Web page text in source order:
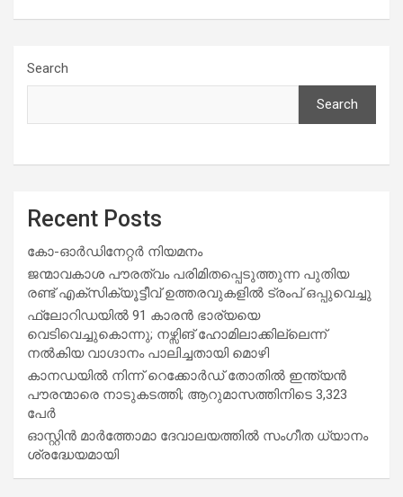
Search
Search
Recent Posts
കോ-ഓർഡിനേറ്റർ നിയമനം
ജന്മാവകാശ പൗരത്വം പരിമിതപ്പെടുത്തുന്ന പുതിയ
രണ്ട് എക്സിക്യൂട്ടീവ് ഉത്തരവുകളിൽ ട്രംപ് ഒപ്പുവെച്ചു
ഫ്ലോറിഡയിൽ 91 കാരൻ ഭാര്യയെ
വെടിവെച്ചുകൊന്നു; നഴ്സിങ് ഹോമിലാക്കില്ലെന്ന്
നൽകിയ വാഗ്ദാനം പാലിച്ചതായി മൊഴി
കാനഡയിൽ നിന്ന് റെക്കോർഡ് തോതിൽ ഇന്ത്യൻ
പൗരന്മാരെ നാടുകടത്തി; ആറുമാസത്തിനിടെ 3,323
പേർ
ഓസ്റ്റിൻ മാർത്തോമാ ദേവാലയത്തിൽ സംഗീത ധ്യാനം
ശ്രദ്ധേയമായി